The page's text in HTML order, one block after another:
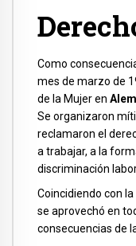
Como
mes de marzo de
de la Mujer en
Se organizaron
reclamaron el
a trabajar, a la
discriminación
Coincidiendo con la
se aprovechó en
consecuencias de